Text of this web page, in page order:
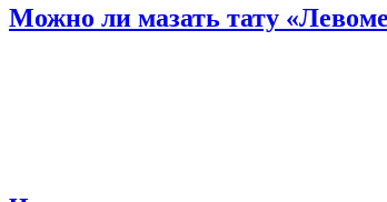
Можно ли мазать тату